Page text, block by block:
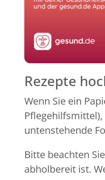
Rezepte
Wenn Sie ein
untenstehende
Bitte beachten
abholbereit ist.